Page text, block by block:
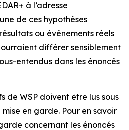
à l’adresse
de ces hypothèses
ou événements réels
différer sensiblement
entendus dans les énoncés
de WSP doivent être lus sous
en garde. Pour en savoir
concernant les énoncés